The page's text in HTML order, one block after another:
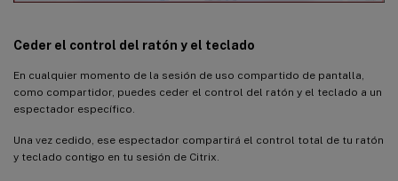
Ceder el control del ratón y el teclado
En cualquier momento de la sesión de uso compartido de pantalla,
como compartidor, puedes ceder el control del ratón y el teclado a un
espectador específico.
Una vez cedido, ese espectador compartirá el control total de tu ratón
y teclado contigo en tu sesión de Citrix.